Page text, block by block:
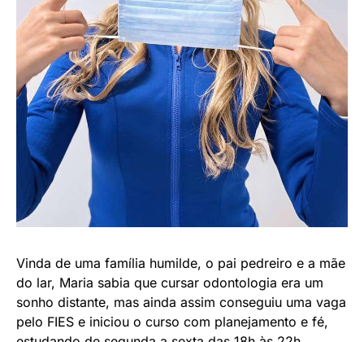
Vinda de uma família humilde, o pai pedreiro e a mãe
do lar, Maria sabia que cursar odontologia era um
sonho distante, mas ainda assim conseguiu uma vaga
pelo FIES e iniciou o curso com planejamento e fé,